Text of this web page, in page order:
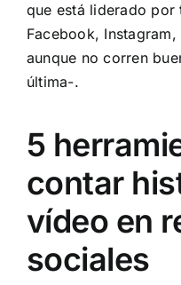
que está liderado por
Facebook,
aunque no corren
última-.
5
contar
vídeo en
sociales